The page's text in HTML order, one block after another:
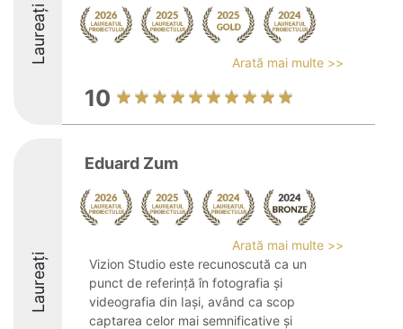
Laureați Arată mai multe >>
10
Laureați
Eduard Zum
Arată mai multe >>
Vizion Studio este recunoscută ca un
punct de referință în fotografia și
videografia din Iași, având ca scop
captarea celor mai semnificative și